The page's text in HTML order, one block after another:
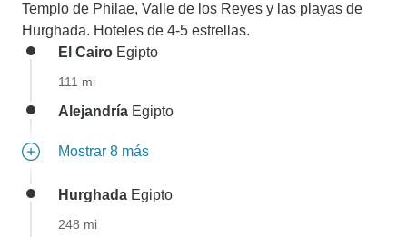
Templo de Philae, Valle de los Reyes y las playas de
Hurghada. Hoteles de 4-5 estrellas.
El Cairo Egipto
111 mi
Alejandría Egipto
Mostrar 8 más
Hurghada Egipto
248 mi